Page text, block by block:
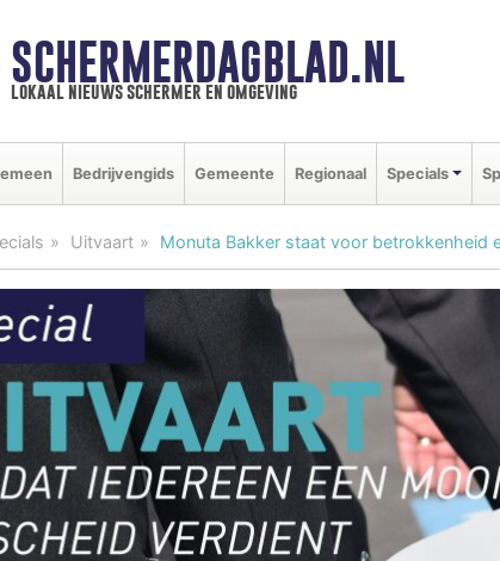
SCHERMERDAGBLAD.NL
lokaal nieuws schermer en omgeving
Bedrijvengids Gemeente Regionaal Specials
Uitvaart Monuta Bakker staat voor betrokkenheid